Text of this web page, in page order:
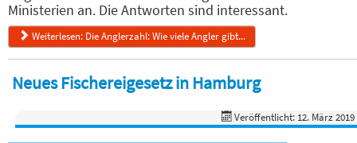
Ministerien an. Die Antworten sind interessant.
Weiterlesen: Die Anglerzahl: Wie viele Angler gibt...
Neues Fischereigesetz in Hamburg
Veröffentlicht: 12. März 2019